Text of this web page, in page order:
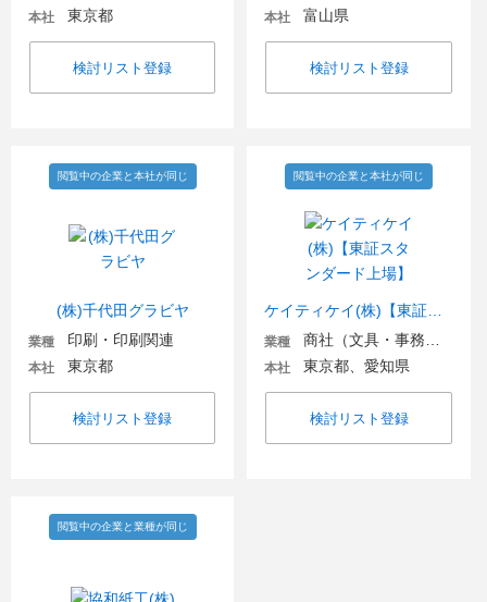
本社 東京都
検討リスト登録
本社 富山県
検討リスト登録
(株)千代田グラビヤ
閲覧中の企業と本社が同じ
業種 印刷・印刷関連
本社 東京都
検討リスト登録
閲覧中の企業と本社が同じ
業種
本社 東京都、愛知県
検討リスト登録
閲覧中の企業と業種が同じ